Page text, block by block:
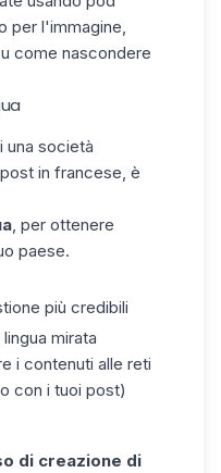
per l'immagine,
come nascondere
una società
in francese, è
, per ottenere
paese.
più credibili
mirata
i contenuti alle reti
con i tuoi post)
di creazione di